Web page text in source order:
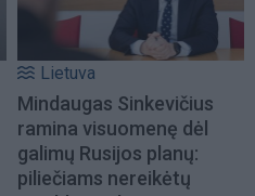
Lietuva
Mindaugas Sinkevičius
ramina visuomenę dėl
galimų Rusijos planų:
piliečiams nereikėtų